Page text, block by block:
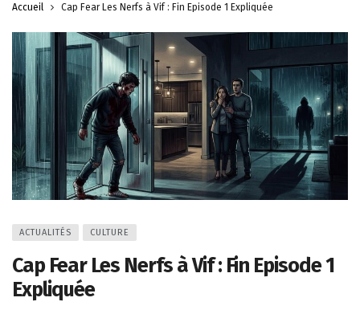
Accueil Cap Fear Les Nerfs à Vif : Fin Episode 1 Expliquée
ACTUALITÉS CULTURE
Cap Fear Les Nerfs à Vif : Fin Episode 1
Expliquée